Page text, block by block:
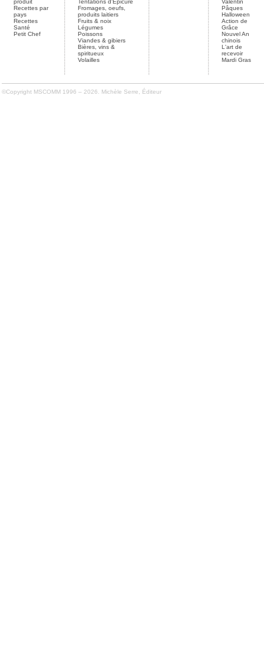
produit
Recettes par
pays
Recettes
Santé
Petit Chef
Tentations d'Épicure
Fromages, oeufs,
produits laitiers
Fruits & noix
Légumes
Poissons
Viandes & gibiers
Bières, vins &
spiritueux
Volailles
Valentin
Pâques
Halloween
Action de
Grâce
Nouvel An
chinois
L'art de
recevoir
Mardi Gras
©Copyright MSCOMM 1996 – 2026. Michèle Serre, Éditeur